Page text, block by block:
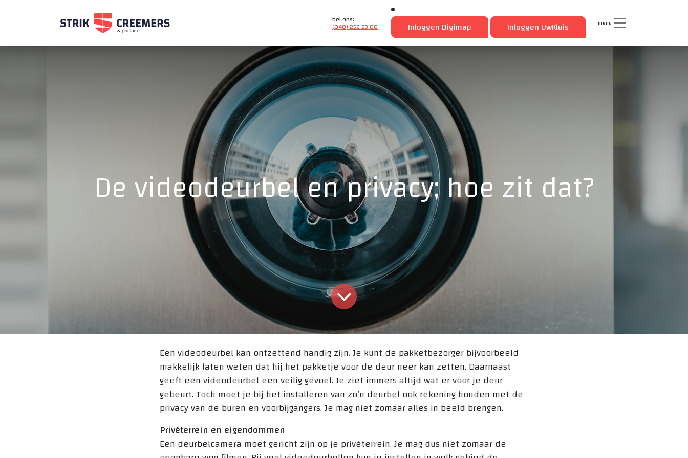
bel ons:
(040) 252 23 00 Inloggen Digimap Inloggen UwKluis menu
De videodeurbel en privacy; hoe zit dat?
Een videodeurbel kan ontzettend handig zijn. Je kunt de pakketbezorger bijvoorbeeld
makkelijk laten weten dat hij het pakketje voor de deur neer kan zetten. Daarnaast
geeft een videodeurbel een veilig gevoel. Je ziet immers altijd wat er voor je deur
gebeurt. Toch moet je bij het installeren van zo’n deurbel ook rekening houden met de
privacy van de buren en voorbijgangers. Je mag niet zomaar alles in beeld brengen.
Privéterrein en eigendommen
Een deurbelcamera moet gericht zijn op je privéterrein. Je mag dus niet zomaar de